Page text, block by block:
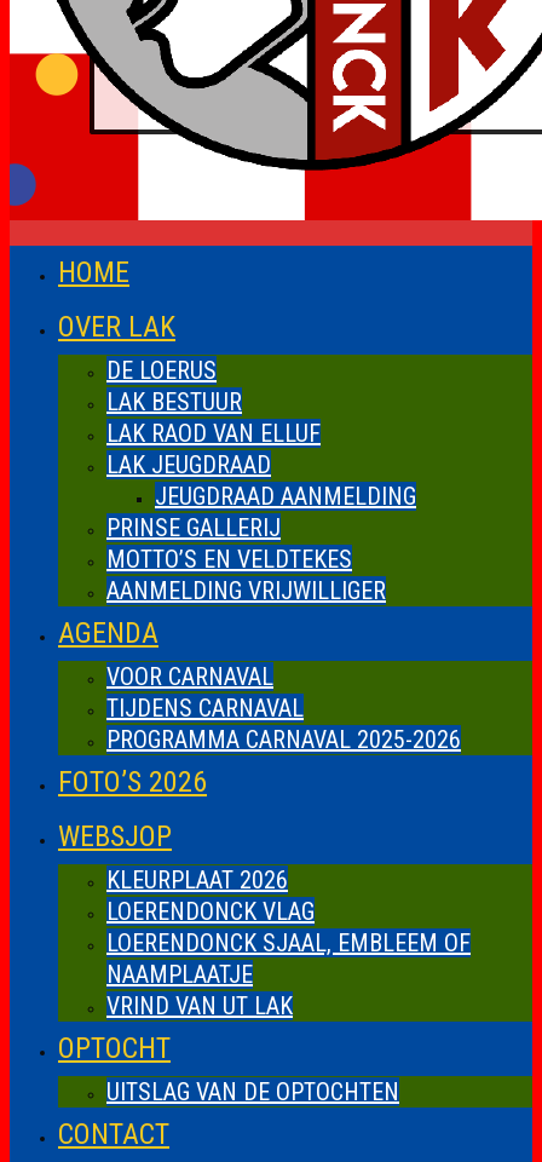
HOME
OVER LAK
DE LOERUS
LAK BESTUUR
LAK RAOD VAN ELLUF
LAK JEUGDRAAD
JEUGDRAAD AANMELDING
PRINSE GALLERIJ
MOTTO’S EN VELDTEKES
AANMELDING VRIJWILLIGER
AGENDA
VOOR CARNAVAL
TIJDENS CARNAVAL
PROGRAMMA CARNAVAL 2025-2026
FOTO’S 2026
WEBSJOP
KLEURPLAAT 2026
LOERENDONCK VLAG
LOERENDONCK SJAAL, EMBLEEM OF
NAAMPLAATJE
VRIND VAN UT LAK
OPTOCHT
UITSLAG VAN DE OPTOCHTEN
CONTACT